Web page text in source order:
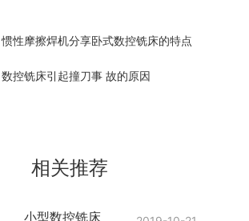
惯性摩擦焊机分享卧式数控铣床的特点
数控铣床引起撞刀事 故的原因
相关推荐
小型数控铣床